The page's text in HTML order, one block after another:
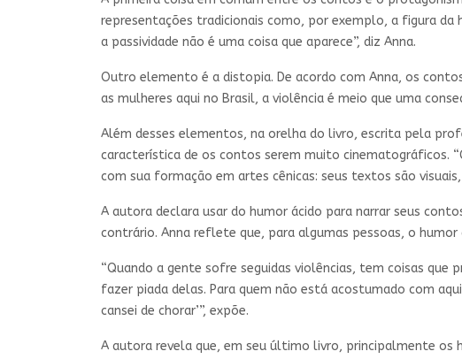
representações tradicionais como, por exemplo, a figura da
a passividade não é uma coisa que aparece”, diz Anna.
Outro elemento é a distopia. De acordo com Anna, os
as mulheres aqui no Brasil, a violência é meio que uma
Além desses elementos, na orelha do livro, escrita pela
característica de os contos serem muito cinematográficos.
com sua formação em artes cênicas: seus textos são
A autora declara usar do humor ácido para narrar seus
contrário. Anna reflete que, para algumas pessoas, o
“Quando a gente sofre seguidas violências, tem coisas que
fazer piada delas. Para quem não está acostumado com
cansei de chorar’”, expõe.
A autora revela que, em seu último livro, principalmente